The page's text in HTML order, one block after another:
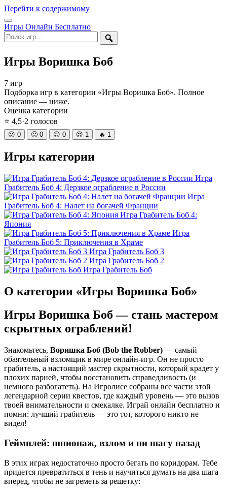
Перейти к содержимому
Открыть
меню
Игры Онлайн Бесплатно
Поиск
Игры Воришка Боб
7 игр
Подборка игр в категории «Игры Воришка Боб». Полное
описание — ниже.
Оценка категории
⭐ 4,5·2 голосов
😕 0 🙂 0 😊 0 😍 1 🔥 1
Игры категории
Игра
Грабитель Боб 4: Дерзкое ограбление в России
Игра
Грабитель Боб 4: Налет на богачей Франции
Игра Грабитель Боб 4:
Япония
Игра
Грабитель Боб 5: Приключения в Храме
Игра Грабитель Боб 3
Игра Грабитель Боб 2
Игра Грабитель Боб
О категории «Игры Воришка Боб»
Игры Воришка Боб — стань мастером
скрытных ограблений!
Знакомьтесь, Воришка Боб (Bob the Robber) — самый
обаятельный взломщик в мире онлайн-игр. Он не просто
грабитель, а настоящий мастер скрытности, который крадет у
плохих парней, чтобы восстановить справедливость (и
немного разбогатеть). На Игролисе собраны все части этой
легендарной серии квестов, где каждый уровень — это вызов
твоей внимательности и смекалке. Играй онлайн бесплатно и
помни: лучший грабитель — это тот, которого никто не
видел!
Геймплей: шпионаж, взлом и ни шагу назад
В этих играх недостаточно просто бегать по коридорам. Тебе
придется превратиться в тень и научиться думать на два шага
вперед, чтобы не загреметь за решетку: